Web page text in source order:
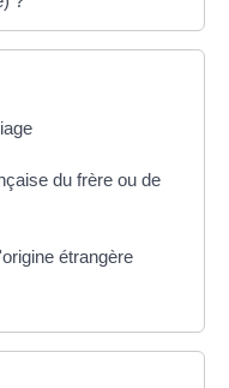
du frère ou de
étrangère